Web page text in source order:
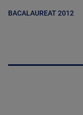
BACALAUREAT 2012